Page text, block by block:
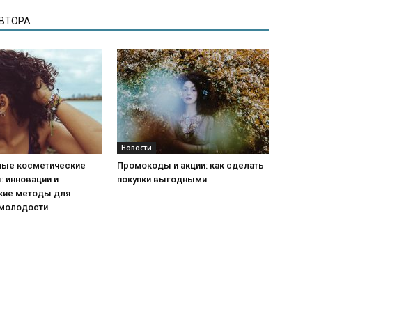
косметические
инновации и
методы для
Новости
Промокоды и акции: как сделать
покупки выгодными